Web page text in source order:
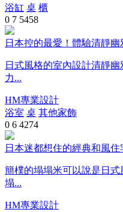
浴缸 桌 櫃
0 7 5458
日本控的最愛！體驗清靜
日式風格的室內設計清靜
力...
HM專業設計
浴室 桌 其他家飾
0 6 4274
日本迷都想住的經典和風住
簡樸的塌塌米可以說是日
塌...
HM專業設計